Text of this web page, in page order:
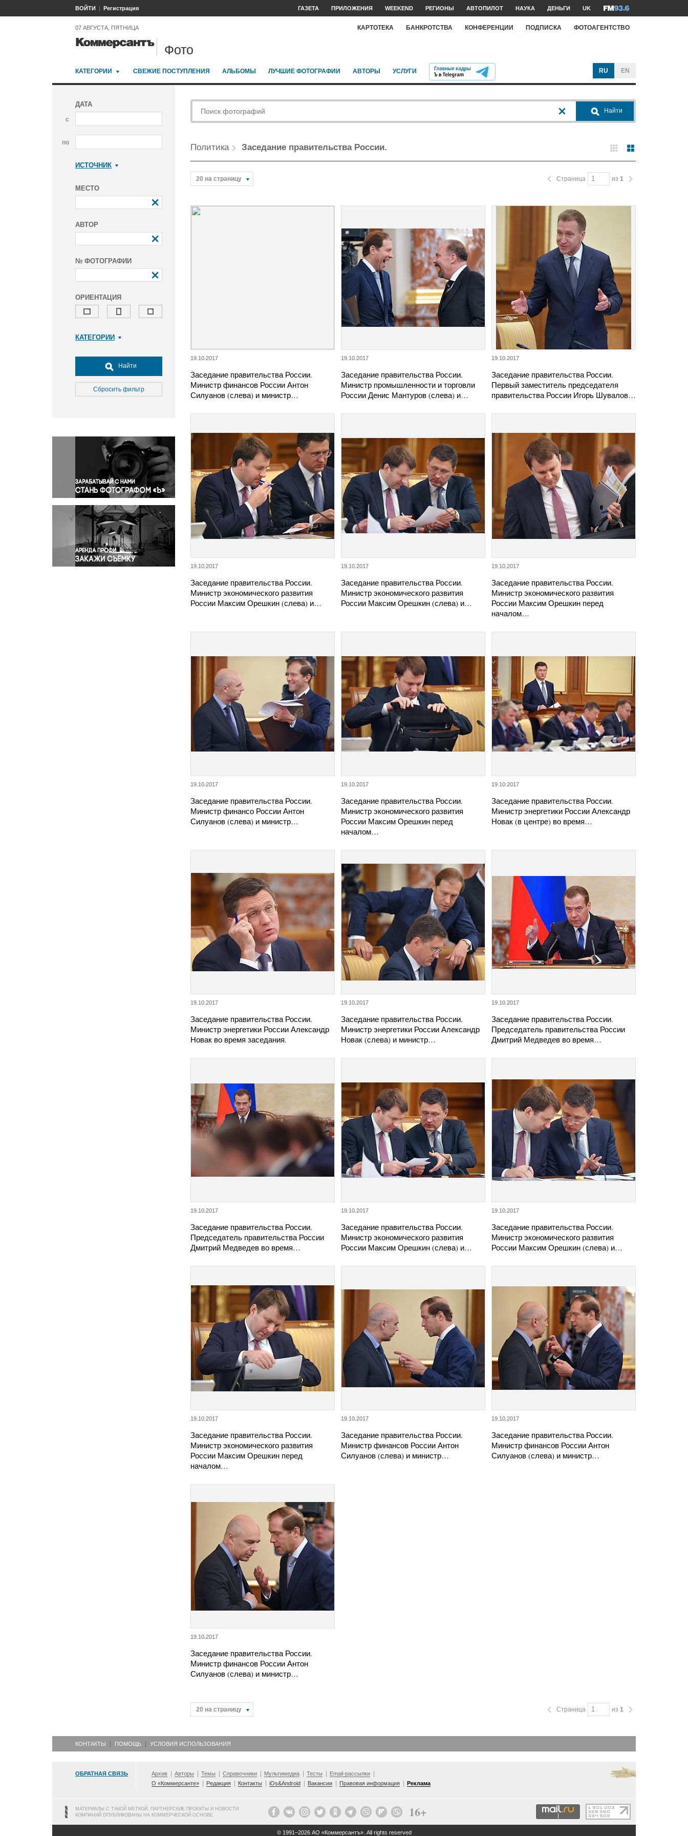
ВОЙТИ Регистрация ГАЗЕТА ПРИЛОЖЕНИЯ WEEKEND РЕГИОНЫ АВТОПИЛОТ НАУКА ДЕНЬГИ UK
07 АВГУСТА, ПЯТНИЦА КАРТОТЕКА БАНКРОТСТВА КОНФЕРЕНЦИИ ПОДПИСКА ФОТОАГЕНТСТВО
Фото
КАТЕГОРИИ СВЕЖИЕ ПОСТУПЛЕНИЯ АЛЬБОМЫ ЛУЧШИЕ ФОТОГРАФИИ АВТОРЫ УСЛУГИ RU EN
ДАТА
с
по
ИСТОЧНИК
МЕСТО
АВТОР
№ ФОТОГРАФИИ
ОРИЕНТАЦИЯ
КАТЕГОРИИ
Досуг, туризм и отдых
Культура
Медицина
Окружающая среда
Политика
Правосудие
Происшествия и конфликты
Религия
Светская жизнь
Спорт
Экология
Экономика и бизнес
Найти
Сбросить фильтр
Найти
Политика Заседание правительства России.
20 на страницу Страница из 1
19.10.2017
Заседание правительства России.
Министр финансов России Антон
Силуанов (слева) и министр…
19.10.2017
Заседание правительства России.
Министр промышленности и торговли
России Денис Мантуров (слева) и…
19.10.2017
Заседание правительства России.
Первый заместитель председателя
правительства России Игорь Шувалов…
19.10.2017
Заседание правительства России.
Министр экономического развития
России Максим Орешкин (слева) и…
19.10.2017
Заседание правительства России.
Министр экономического развития
России Максим Орешкин (слева) и…
19.10.2017
Заседание правительства России.
Министр экономического развития
России Максим Орешкин перед
началом…
19.10.2017
Заседание правительства России.
Министр финансо России Антон
Силуанов (слева) и министр…
19.10.2017
Заседание правительства России.
Министр экономического развития
России Максим Орешкин перед
началом…
19.10.2017
Заседание правительства России.
Министр энергетики России Александр
Новак (в центре) во время…
19.10.2017
Заседание правительства России.
Министр энергетики России Александр
Новак во время заседания.
19.10.2017
Заседание правительства России.
Министр энергетики России Александр
Новак (слева) и министр…
19.10.2017
Заседание правительства России.
Председатель правительства России
Дмитрий Медведев во время…
19.10.2017
Заседание правительства России.
Председатель правительства России
Дмитрий Медведев во время…
19.10.2017
Заседание правительства России.
Министр экономического развития
России Максим Орешкин (слева) и…
19.10.2017
Заседание правительства России.
Министр экономического развития
России Максим Орешкин (слева) и…
19.10.2017
Заседание правительства России.
Министр экономического развития
России Максим Орешкин перед
началом…
19.10.2017
Заседание правительства России.
Министр финансов России Антон
Силуанов (слева) и министр…
19.10.2017
Заседание правительства России.
Министр финансов России Антон
Силуанов (слева) и министр…
19.10.2017
Заседание правительства России.
Министр финансов России Антон
Силуанов (слева) и министр…
20 на страницу Страница из 1
КОНТАКТЫ ПОМОЩЬ УСЛОВИЯ ИСПОЛЬЗОВАНИЯ
ОБРАТНАЯ СВЯЗЬ Архив Авторы Темы Справочники Мультимедиа Тесты
Email-рассылки
О «Коммерсанте»
Редакция Контакты iOs&Android Вакансии Правовая информация Реклама
МАТЕРИАЛЫ С ТАКОЙ МЕТКОЙ, ПАРТНЕРСКИЕ ПРОЕКТЫ И НОВОСТИ
КОМПАНИЙ ОПУБЛИКОВАНЫ НА КОММЕРЧЕСКОЙ ОСНОВЕ
16+
© 1991–2026 АО «Коммерсантъ». All rights reserved